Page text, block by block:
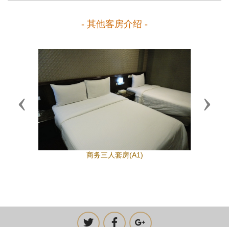
- 其他客房介绍 -
商务三人套房(A1)
Previous Next